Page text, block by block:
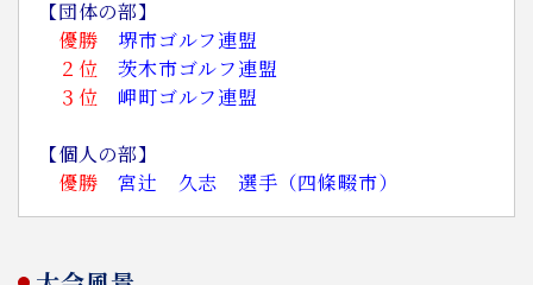
【団体の部】
優勝 堺市ゴルフ連盟
２位 茨木市ゴルフ連盟
３位 岬町ゴルフ連盟
【個人の部】
優勝 宮辻 久志 選手（四條畷市）